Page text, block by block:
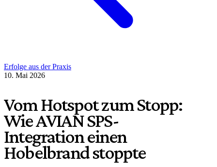
Erfolge aus der Praxis
10. Mai 2026
Vom Hotspot zum Stopp:
Wie AVIAN SPS-
Integration einen
Hobelbrand stoppte